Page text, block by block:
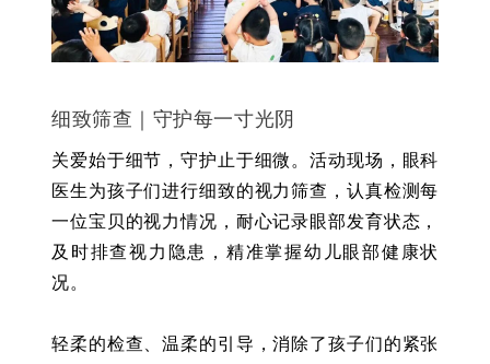
细致筛查｜守护每一寸光阴
关爱始于细节，守护止于细微。活动现场，眼科
医生为孩子们进行细致的视力筛查，认真检测每
一位宝贝的视力情况，耐心记录眼部发育状态，
及时排查视力隐患，精准掌握幼儿眼部健康状
况。
轻柔的检查、温柔的引导，消除了孩子们的紧张